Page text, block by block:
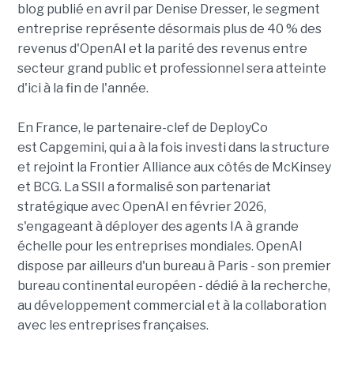
blog publié en avril par Denise Dresser, le segment
entreprise représente désormais plus de 40 % des
revenus d'OpenAI et la parité des revenus entre
secteur grand public et professionnel sera atteinte
d'ici à la fin de l'année.
En France, le partenaire-clef de DeployCo
est Capgemini, qui a à la fois investi dans la structure
et rejoint la Frontier Alliance aux côtés de McKinsey
et BCG. La SSII a formalisé son partenariat
stratégique avec OpenAI en février 2026,
s'engageant à déployer des agents IA à grande
échelle pour les entreprises mondiales. OpenAI
dispose par ailleurs d'un bureau à Paris - son premier
bureau continental européen - dédié à la recherche,
au développement commercial et à la collaboration
avec les entreprises françaises.